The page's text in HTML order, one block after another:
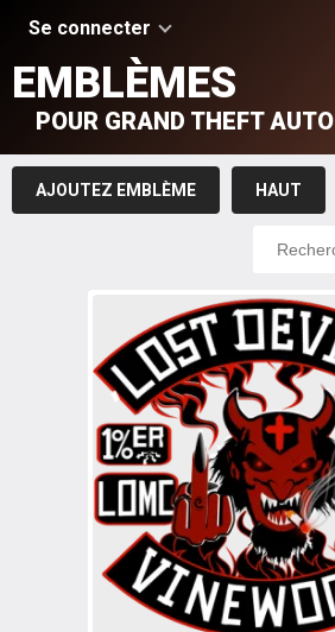
Se connecter
EMBLÈMES
POUR GRAND THEFT AUTO
AJOUTEZ EMBLÈME HAUT